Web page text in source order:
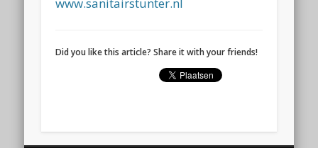
Did you like this article? Share it with your friends!